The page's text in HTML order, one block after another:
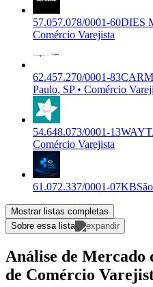
57.057.078/0001-60DIES
Comércio Varejista
62.457.270/0001-83
Paulo, SP • Comércio
54.648.073/0001-13
Comércio Varejista
61.072.337/0001-07KB
Mostrar listas completas
Sobre essa lista
Análise de Mercado
de Comércio